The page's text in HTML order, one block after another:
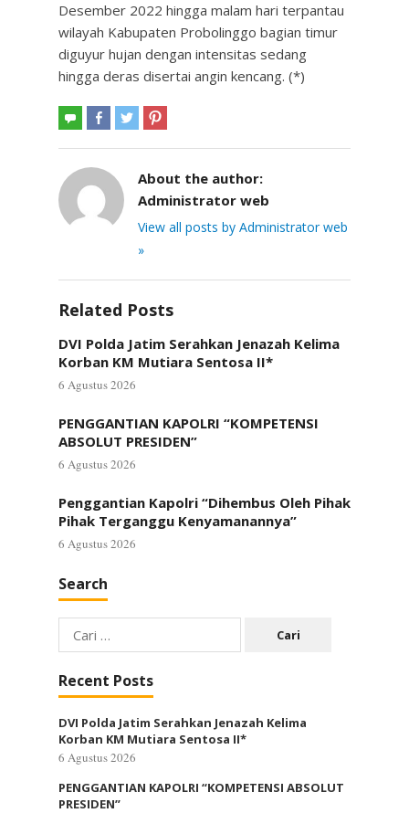
Desember 2022 hingga malam hari terpantau
wilayah Kabupaten Probolinggo bagian timur
diguyur hujan dengan intensitas sedang
hingga deras disertai angin kencang. (*)
About the author:
Administrator web
View all posts by Administrator web
»
Related Posts
DVI Polda Jatim Serahkan Jenazah Kelima
Korban KM Mutiara Sentosa II*
6 Agustus 2026
PENGGANTIAN KAPOLRI “KOMPETENSI
ABSOLUT PRESIDEN”
6 Agustus 2026
Penggantian Kapolri “Dihembus Oleh Pihak
Pihak Terganggu Kenyamanannya”
6 Agustus 2026
Search
Cari
untuk:
Recent Posts
DVI Polda Jatim Serahkan Jenazah Kelima
Korban KM Mutiara Sentosa II*
6 Agustus 2026
PENGGANTIAN KAPOLRI “KOMPETENSI ABSOLUT
PRESIDEN”